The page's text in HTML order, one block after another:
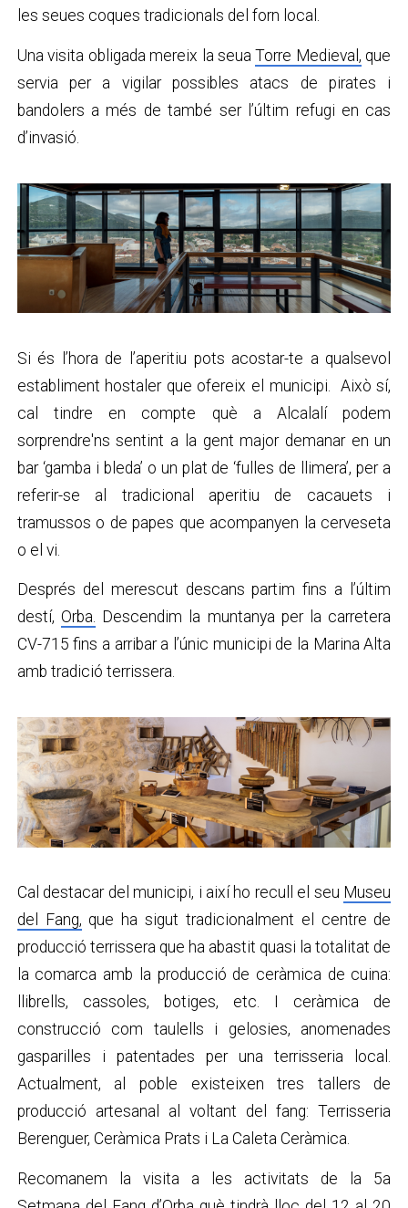
les seues coques tradicionals del forn local.
Una visita obligada mereix la seuaTorre Medieval, que
servia per a vigilar possibles atacs de pirates i
bandolers a més de també ser l’últim refugi en cas
d’invasió.
Si és l’hora de l’aperitiu pots acostar-te a qualsevol
establiment hostaler que ofereix el municipi. Això sí,
cal tindre en compte què a Alcalalí podem
sorprendre'ns sentint a la gent major demanar en un
bar ‘gamba i bleda’ o un plat de ‘fulles de llimera’, per a
referir-se al tradicional aperitiu de cacauets i
tramussos o de papes que acompanyen la cerveseta
o el vi.
Després del merescut descans partim fins a l’últim
destí, Orba. Descendim la muntanya per la carretera
CV-715 fins a arribar a l’únic municipi de la Marina Alta
amb tradició terrissera.
Cal destacar del municipi, i així ho recull el seu Museu
del Fang, que ha sigut tradicionalment el centre de
producció terrissera que ha abastit quasi la totalitat de
la comarca amb la producció de ceràmica de cuina:
llibrells, cassoles, botiges, etc. I ceràmica de
construcció com taulells i gelosies, anomenades
gasparilles i patentades per una terrisseria local.
Actualment, al poble existeixen tres tallers de
producció artesanal al voltant del fang: Terrisseria
Berenguer, Ceràmica Prats i La Caleta Ceràmica.
Recomanem la visita a les activitats de la 5a